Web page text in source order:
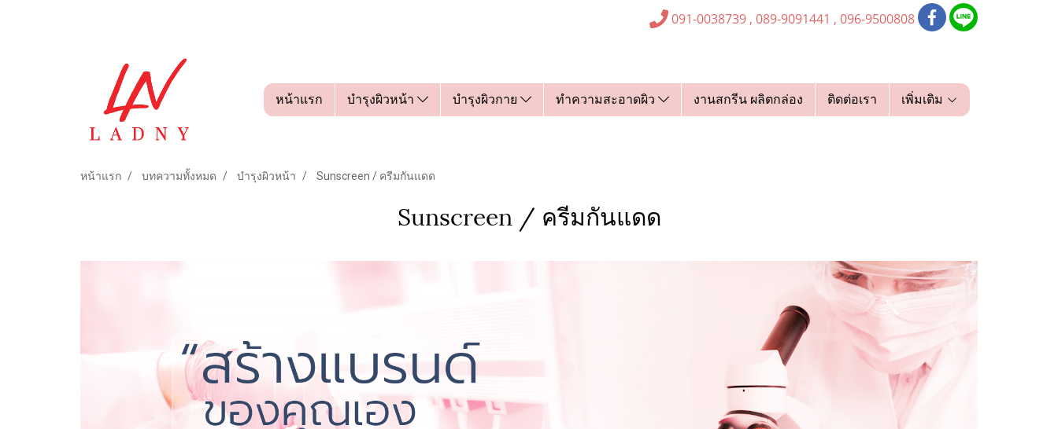
091-0038739 , 089-9091441 , 096-9500808
หน้าแรก บำรุงผิวหน้า บำรุงผิวกาย ทำความสะอาดผิว งานสกรีน ผลิตกล่อง ติดต่อเรา เพิ่มเติม
หน้าแรก บทความทั้งหมด บำรุงผิวหน้า Sunscreen / ครีมกันแดด
Sunscreen / ครีมกันแดด